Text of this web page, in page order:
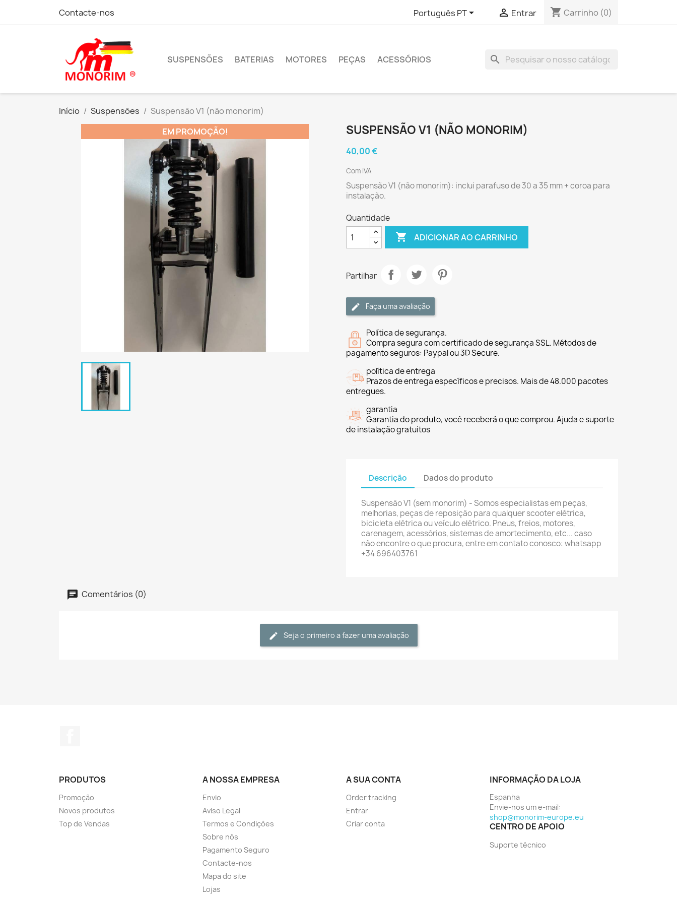
Contacte-nos Português PT  Entrar shopping_cart Carrinho (0)
SUSPENSÕES BATERIAS MOTORES PEÇAS ACESSÓRIOS search
Início Suspensões
Suspensão V1 (não monorim)
EM PROMOÇÃO!
SUSPENSÃO V1 (NÃO MONORIM)
40,00 €
Com IVA
Suspensão V1 (não monorim): inclui parafuso de 30 a 35 mm + coroa para
instalação.
Quantidade
 ADICIONAR AO CARRINHO
Partilhar
Faça uma avaliação
Política de segurança.
Compra segura com certificado de segurança SSL. Métodos de
pagamento seguros: Paypal ou 3D Secure.
política de entrega
Prazos de entrega específicos e precisos. Mais de 48.000 pacotes
entregues.
garantia
Garantia do produto, você receberá o que comprou. Ajuda e suporte
de instalação gratuitos
Descrição Dados do produto
Suspensão V1 (sem monorim) - Somos especialistas em peças,
melhorias, peças de reposição para qualquer scooter elétrica,
bicicleta elétrica ou veículo elétrico. Pneus, freios, motores,
carenagem, acessórios, sistemas de amortecimento, etc... caso
não encontre o que procura, entre em contato conosco: whatsapp
+34 696403761
Comentários (0)
Seja o primeiro a fazer uma avaliação
PRODUTOS
Promoção
Novos produtos
Top de Vendas
A NOSSA EMPRESA
Envio
Aviso Legal
Termos e Condições
Sobre nós
Pagamento Seguro
Contacte-nos
Mapa do site
Lojas
A SUA CONTA
Order tracking
Entrar
Criar conta
INFORMAÇÃO DA LOJA
Espanha
Envie-nos um e-mail:
shop@monorim-europe.eu
CENTRO DE APOIO
Suporte técnico